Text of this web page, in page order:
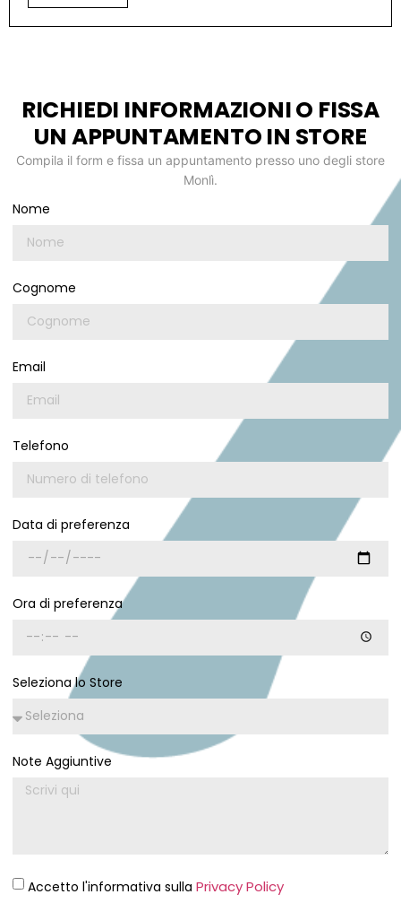
RICHIEDI INFORMAZIONI O FISSA
UN APPUNTAMENTO IN STORE
Compila il form e fissa un appuntamento presso uno degli store
Monlì.
Nome
Cognome
Email
Telefono
Data di preferenza
Ora di preferenza
Seleziona lo Store
Note Aggiuntive
Accetto l'informativa sulla Privacy Policy